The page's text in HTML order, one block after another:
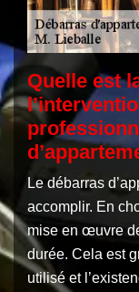
Quelle est
Le débarras
accomplir. En
mise en œuvre
durée. Cela est
utilisé et